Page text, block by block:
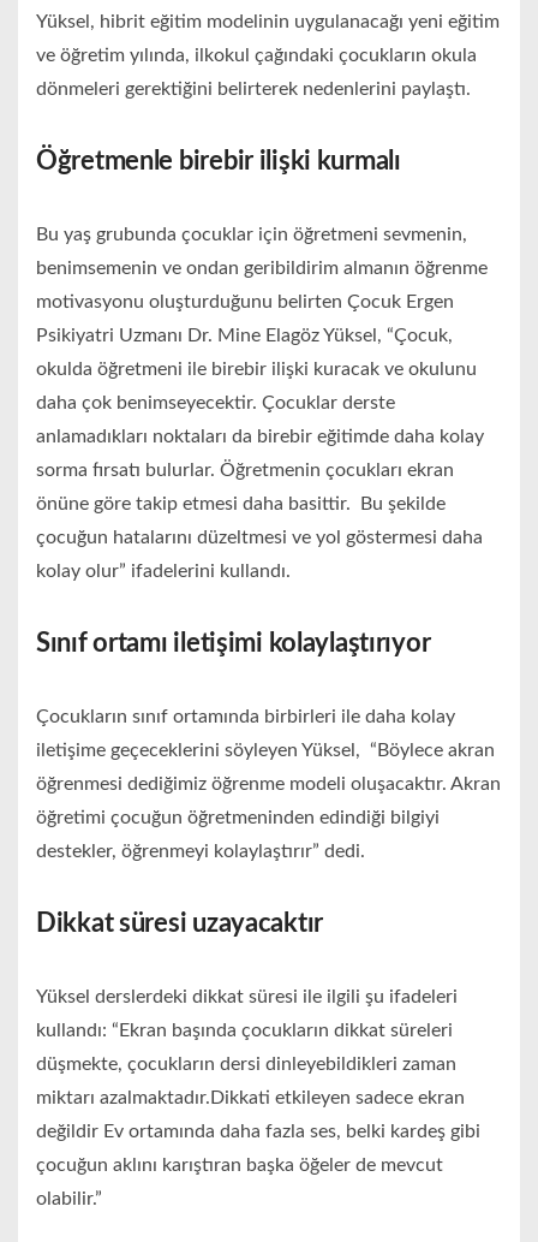
Yüksel, hibrit eğitim modelinin uygulanacağı yeni eğitim
ve öğretim yılında, ilkokul çağındaki çocukların okula
dönmeleri gerektiğini belirterek nedenlerini paylaştı.
Öğretmenle birebir ilişki kurmalı
Bu yaş grubunda çocuklar için öğretmeni sevmenin,
benimsemenin ve ondan geribildirim almanın öğrenme
motivasyonu oluşturduğunu belirten Çocuk Ergen
Psikiyatri Uzmanı Dr. Mine Elagöz Yüksel, “Çocuk,
okulda öğretmeni ile birebir ilişki kuracak ve okulunu
daha çok benimseyecektir. Çocuklar derste
anlamadıkları noktaları da birebir eğitimde daha kolay
sorma fırsatı bulurlar. Öğretmenin çocukları ekran
önüne göre takip etmesi daha basittir. Bu şekilde
çocuğun hatalarını düzeltmesi ve yol göstermesi daha
kolay olur” ifadelerini kullandı.
Sınıf ortamı iletişimi kolaylaştırıyor
Çocukların sınıf ortamında birbirleri ile daha kolay
iletişime geçeceklerini söyleyen Yüksel, “Böylece akran
öğrenmesi dediğimiz öğrenme modeli oluşacaktır. Akran
öğretimi çocuğun öğretmeninden edindiği bilgiyi
destekler, öğrenmeyi kolaylaştırır” dedi.
Dikkat süresi uzayacaktır
Yüksel derslerdeki dikkat süresi ile ilgili şu ifadeleri
kullandı: “Ekran başında çocukların dikkat süreleri
düşmekte, çocukların dersi dinleyebildikleri zaman
miktarı azalmaktadır.Dikkati etkileyen sadece ekran
değildir Ev ortamında daha fazla ses, belki kardeş gibi
çocuğun aklını karıştıran başka öğeler de mevcut
olabilir.”